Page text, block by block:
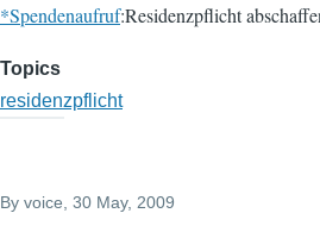
*Spendenaufruf:Residenzpflicht
Topics
residenzpflicht
By voice, 30 May, 2009